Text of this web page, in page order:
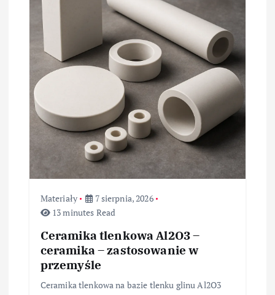
w
p
s
u
Materiały
7 sierpnia, 2026
13 minutes Read
Ceramika tlenkowa Al2O3 –
ceramika – zastosowanie w
przemyśle
Ceramika tlenkowa na bazie tlenku glinu Al2O3